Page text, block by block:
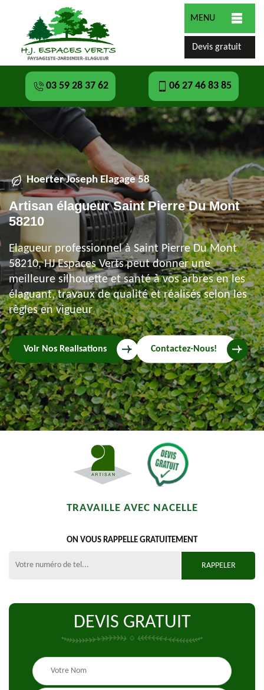
MENU
Devis gratuit
03 59 28 37 62 06 27 46 83 85
Hoerter Joseph Elagage 58
Artisan élagueur Saint Pierre Du Mont
58210
Elagueur professionnel à Saint Pierre Du Mont
58210, HJ Espaces Verts peut donner une
meilleure silhouette et santé à vos arbres en les
élaguant, travaux de qualité et réalisés selon les
règles en vigueur
Voir Nos Realisations Contactez-Nous!
TRAVAILLE AVEC NACELLE
ON VOUS RAPPELLE GRATUITEMENT
DEVIS GRATUIT